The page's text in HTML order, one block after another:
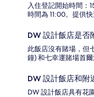
入住登記開始時間：
時間為 11:00。提供
DW 設計飯店是否
此飯店沒有賭場，但
鐘) 和七幸運賭場首爾
DW 設計飯店和附
DW 設計飯店具有花園